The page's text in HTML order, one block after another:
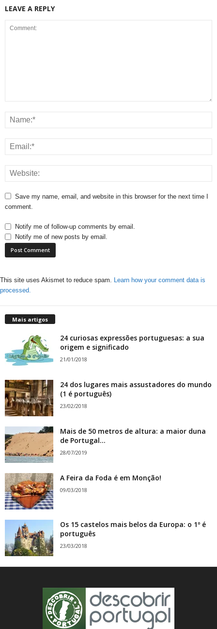
LEAVE A REPLY
Save my name, email, and website in this browser for the next time I
comment.
Notify me of follow-up comments by email.
Notify me of new posts by email.
This site uses Akismet to reduce spam. Learn how your comment data is
processed.
Mais artigos
24 curiosas expressões portuguesas: a sua
origem e significado
21/01/2018
24 dos lugares mais assustadores do mundo
(1 é português)
23/02/2018
Mais de 50 metros de altura: a maior duna
de Portugal...
28/07/2019
A Feira da Foda é em Monção!
09/03/2018
Os 15 castelos mais belos da Europa: o 1º é
português
23/03/2018